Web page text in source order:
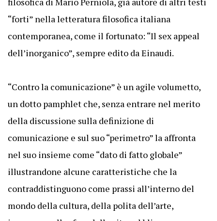
“forti” nella letteratura filosofica italiana
contemporanea, come il fortunato: “Il sex appeal
dell’inorganico”, sempre edito da Einaudi.
“Contro la comunicazione” è un agile volumetto,
un dotto pamphlet che, senza entrare nel merito
della discussione sulla definizione di
comunicazione e sul suo “perimetro” la affronta
nel suo insieme come “dato di fatto globale”
illustrandone alcune caratteristiche che la
contraddistinguono come prassi all’interno del
mondo della cultura, della polita dell’arte,